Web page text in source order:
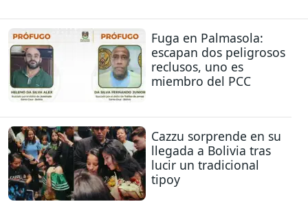
Fuga en Palmasola:
escapan dos peligrosos
reclusos, uno es
miembro del PCC
Cazzu sorprende en su
llegada a Bolivia tras
lucir un tradicional
tipoy